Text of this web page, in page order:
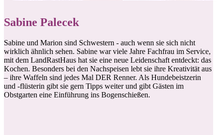
Sabine Palecek
Sabine und Marion sind Schwestern - auch wenn sie sich nicht
wirklich ähnlich sehen. Sabine war viele Jahre Fachfrau im Service,
mit dem LandRastHaus hat sie eine neue Leidenschaft entdeckt: das
Kochen. Besonders bei den Nachspeisen lebt sie ihre Kreativität aus
– ihre Waffeln sind jedes Mal DER Renner. Als Hundebeistzerin
und -flüsterin gibt sie gern Tipps weiter und gibt Gästen im
Obstgarten eine Einführung ins Bogenschießen.